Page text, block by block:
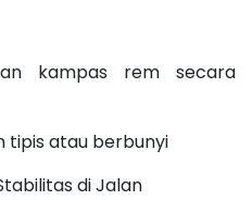
kampas rem secara
tipis atau berbunyi
di Jalan